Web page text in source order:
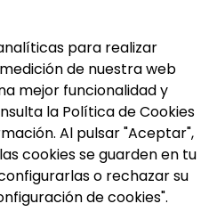
para realizar
de nuestra web
mejor funcionalidad y
la Política de Cookies
Al pulsar "Aceptar",
cookies se guarden en tu
o rechazar su
de cookies".